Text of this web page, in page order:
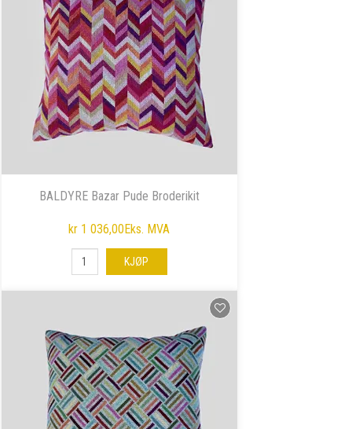
BALDYRE Bazar Pude Broderikit
kr 1 036,00Eks. MVA
KJØP